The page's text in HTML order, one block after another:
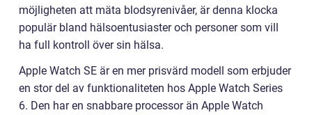
möjligheten att mäta blodsyrenivåer, är denna klocka
populär bland hälsoentusiaster och personer som vill
ha full kontroll över sin hälsa.
Apple Watch SE är en mer prisvärd modell som erbjuder
en stor del av funktionaliteten hos Apple Watch Series
6. Den har en snabbare processor än Apple Watch